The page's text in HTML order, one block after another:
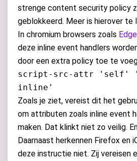
strenge content security policy
geblokkeerd. Meer is hierover te
In chromium browsers zoals Edge
deze inline event handlers
door een extra policy toe te
script-src-attr 'self'
inline'
Zoals je ziet, vereist dit het
om attributen zoals inline event
maken. Dat klinkt niet zo veilig.
Daarnaast herkennen Firefox en
deze instructie niet. Zij vereisen